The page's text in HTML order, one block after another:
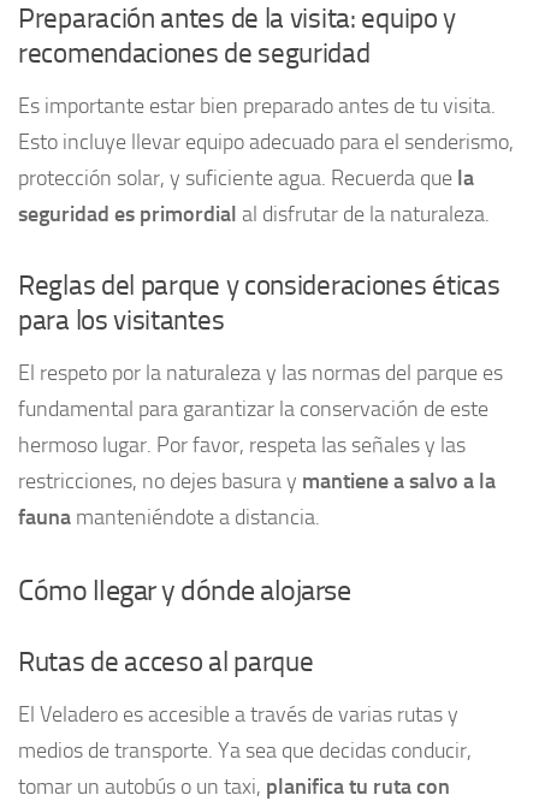
Preparación antes de la visita: equipo y
recomendaciones de seguridad
Es importante estar bien preparado antes de tu visita.
Esto incluye llevar equipo adecuado para el senderismo,
protección solar, y suficiente agua. Recuerda que la
seguridad es primordial al disfrutar de la naturaleza.
Reglas del parque y consideraciones éticas
para los visitantes
El respeto por la naturaleza y las normas del parque es
fundamental para garantizar la conservación de este
hermoso lugar. Por favor, respeta las señales y las
restricciones, no dejes basura y mantiene a salvo a la
fauna manteniéndote a distancia.
Cómo llegar y dónde alojarse
Rutas de acceso al parque
El Veladero es accesible a través de varias rutas y
medios de transporte. Ya sea que decidas conducir,
tomar un autobús o un taxi, planifica tu ruta con